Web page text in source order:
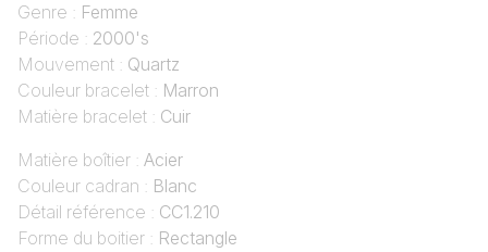
Genre : Femme
Période : 2000's
Mouvement : Quartz
Couleur bracelet : Marron
Matière bracelet : Cuir
Matière boîtier : Acier
Couleur cadran : Blanc
Détail référence : CC1.210
Forme du boitier : Rectangle